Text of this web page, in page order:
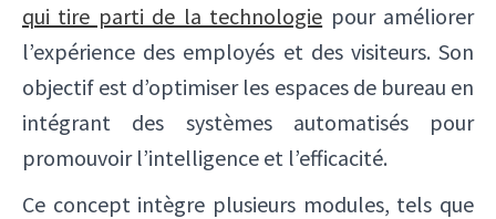
qui tire parti de la technologie pour améliorer
l’expérience des employés et des visiteurs. Son
objectif est d’optimiser les espaces de bureau en
intégrant des systèmes automatisés pour
promouvoir l’intelligence et l’efficacité.
Ce concept intègre plusieurs modules, tels que